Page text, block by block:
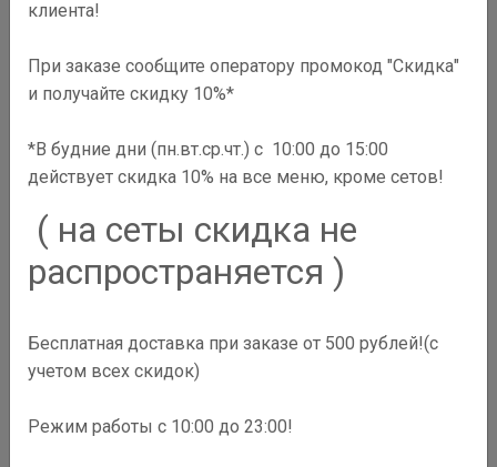
Пенне с грибами
280
клиента!
При заказе сообщите оператору промокод "Скидка"
и получайте скидку 10%*
*В будние дни (пн.вт.ср.чт.) с 10:00 до 15:00
действует скидка 10% на все меню, кроме сетов!
( на сеты скидка не
распространяется )
Бесплатная доставка при заказе от 500 рублей!(с
учетом всех скидок)
Режим работы с 10:00 до 23:00!